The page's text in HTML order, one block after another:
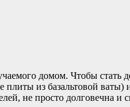
домом. Чтобы стать
из базальтовой
не просто долговечна и